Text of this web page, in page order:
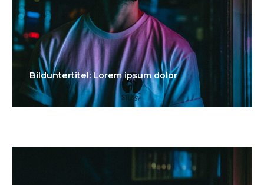
Bilduntertitel: Lorem ipsum dolor